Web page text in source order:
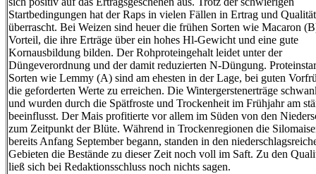
Startbedingungen hat der Raps in vielen Fällen in Ertrag und
überrascht. Bei Weizen sind heuer die frühen Sorten wie Macaron
Vorteil, die ihre Erträge über ein hohes Hl-Gewicht und eine gute
Kornausbildung bilden. Der Rohproteingehalt leidet unter der
Düngeverordnung und der damit reduzierten N-Düngung.
Sorten wie Lemmy (A) sind am ehesten in der Lage, bei guten
die geforderten Werte zu erreichen. Die Wintergerstenerträge
und wurden durch die Spätfroste und Trockenheit im Frühjahr am
beeinflusst. Der Mais profitierte vor allem im Süden von den
zum Zeitpunkt der Blüte. Während in Trockenregionen die
bereits Anfang September begann, standen in den
Gebieten die Bestände zu dieser Zeit noch voll im Saft. Zu den
ließ sich bei Redaktionsschluss noch nichts sagen.